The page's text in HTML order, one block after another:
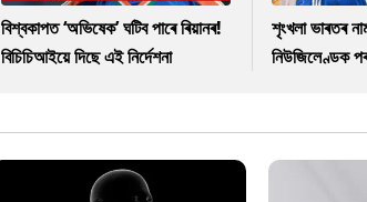
বিশ্বকাপত ‘অভিষেক’ ঘটিব পাৰে ৰিয়ানৰ!
বিচিচিআইয়ে দিছে এই নিৰ্দেশনা
শৃংখলা ভাৰতৰ
নিউজিলেণ্ডক